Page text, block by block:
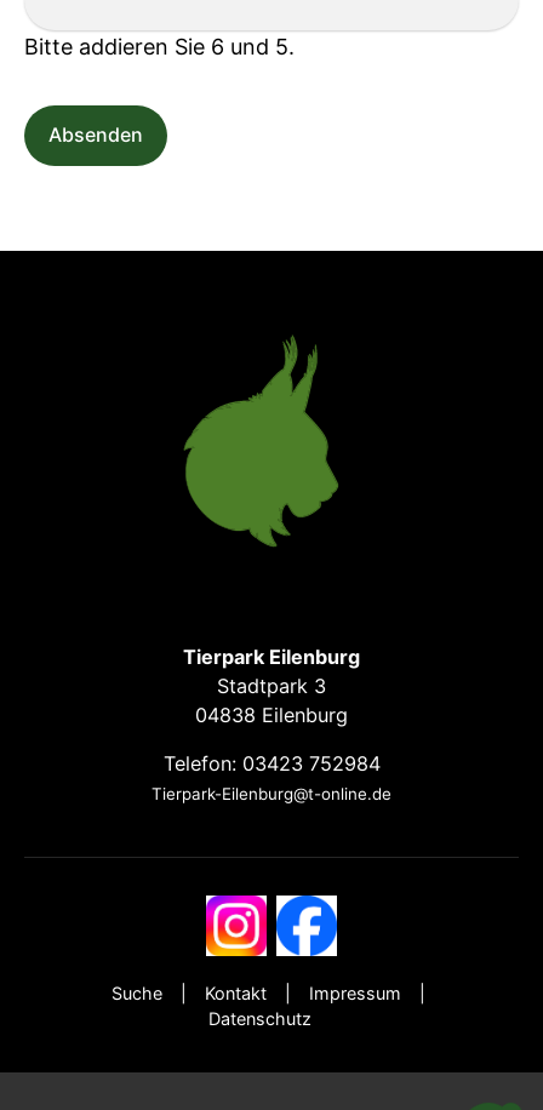
Bitte addieren Sie 6 und 5.
Absenden
Tierpark Eilenburg
Stadtpark 3
04838 Eilenburg
Telefon: 03423 752984
Tierpark-Eilenburg@t-online.de
Suche Kontakt
Impressum
Datenschutz